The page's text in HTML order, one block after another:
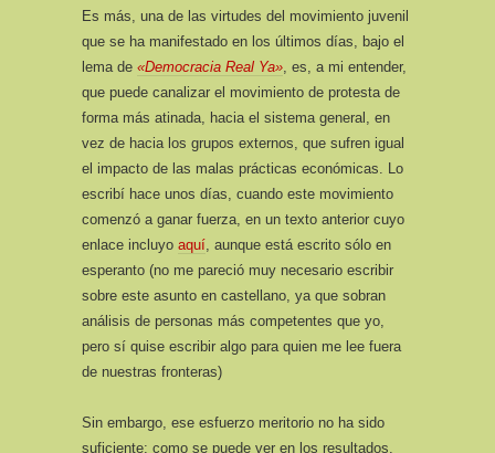
Es más, una de las virtudes del movimiento juvenil
que se ha manifestado en los últimos días, bajo el
lema de «Democracia Real Ya», es, a mi entender,
que puede canalizar el movimiento de protesta de
forma más atinada, hacia el sistema general, en
vez de hacia los grupos externos, que sufren igual
el impacto de las malas prácticas económicas. Lo
escribí hace unos días, cuando este movimiento
comenzó a ganar fuerza, en un texto anterior cuyo
enlace incluyo aquí, aunque está escrito sólo en
esperanto (no me pareció muy necesario escribir
sobre este asunto en castellano, ya que sobran
análisis de personas más competentes que yo,
pero sí quise escribir algo para quien me lee fuera
de nuestras fronteras)
Sin embargo, ese esfuerzo meritorio no ha sido
suficiente: como se puede ver en los resultados,